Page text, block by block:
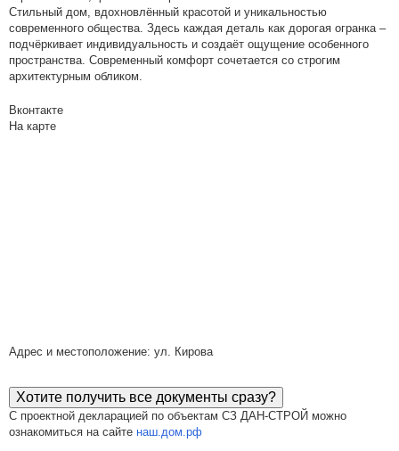
Стильный дом, вдохновлённый красотой и уникальностью
современного общества. Здесь каждая деталь как дорогая огранка –
подчёркивает индивидуальность и создаёт ощущение особенного
пространства. Современный комфорт сочетается со строгим
архитектурным обликом.
Вконтакте
На карте
Адрес и местоположение: ул. Кирова
Хотите получить все документы сразу?
С проектной декларацией по объектам СЗ ДАН-СТРОЙ можно
ознакомиться на сайте наш.дом.рф